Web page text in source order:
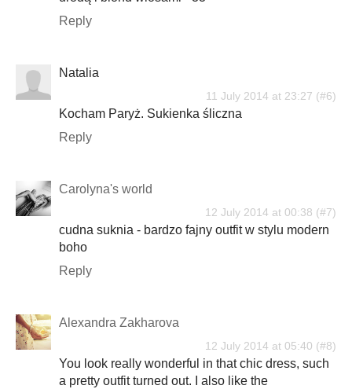
Reply
Natalia
11 July 2014 at 23:27
Kocham Paryż. Sukienka śliczna
Reply
Carolyna's world
12 July 2014 at 00:38
cudna suknia - bardzo fajny outfit w stylu modern
boho
Reply
Alexandra Zakharova
12 July 2014 at 05:40
You look really wonderful in that chic dress, such
a pretty outfit turned out. I also like the